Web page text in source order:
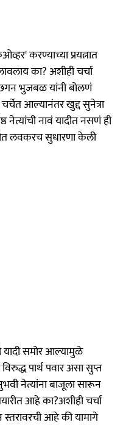
करण्याच्या प्रयत्नात
का? अशीही चर्चा
छगन भुजबळ यांनी बोलणं
चर्चेत आल्यानंतर खुद्द सुनेत्रा
नेत्यांची नावं यादीत नसणं ही
लवकरच सुधारणा केली
यादी समोर आल्यामुळे
पार्थ पवार असा सुप्त
नेत्यांना बाजूला सारून
आहे का?अशीही चर्चा
आहे की यामागे